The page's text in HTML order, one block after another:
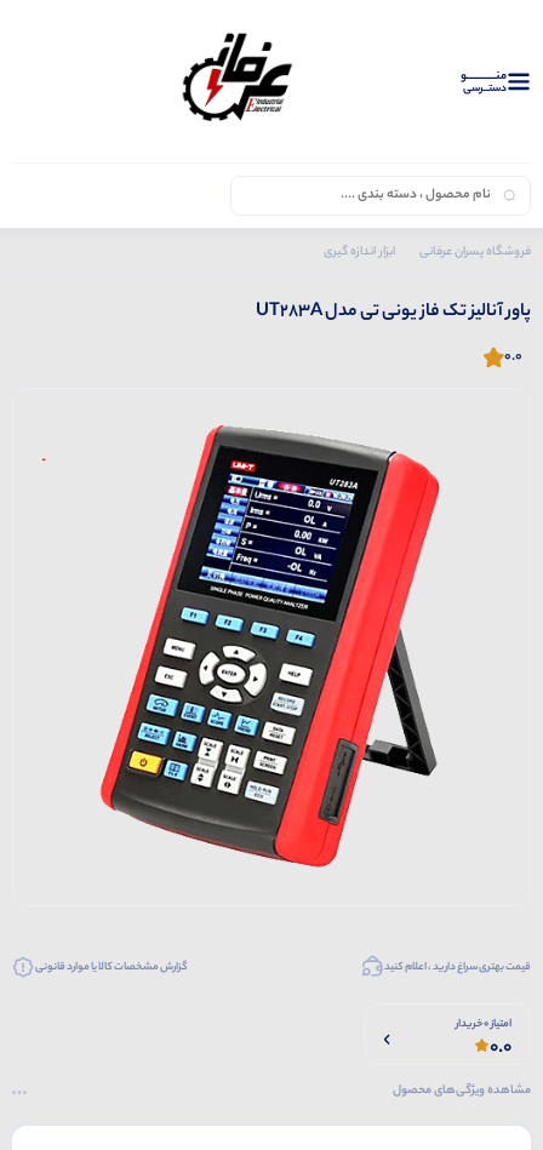
منــــــــــــو
دستــرسی
فروشگاه پسران عرفانی ابزار اندازه گیری
پاور آنالیز تک فاز یونی تی مدل UT283A
0.0
قیمت بهتری سراغ دارید ، اعلام کنید گزارش مشخصات کالا یا موارد قانونی
امتیاز 0 خریدار
0.0
مشاهده ویژگی‌های محصول